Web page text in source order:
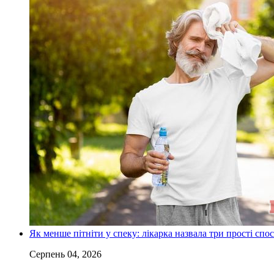
Як менше пітніти у спеку: лікарка назвала три прості
Серпень 04, 2026